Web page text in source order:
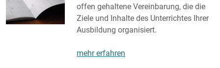
offen gehaltene Vereinbarung, die die
Ziele und Inhalte des Unterrichtes Ihrer
Ausbildung organisiert.
mehr erfahren